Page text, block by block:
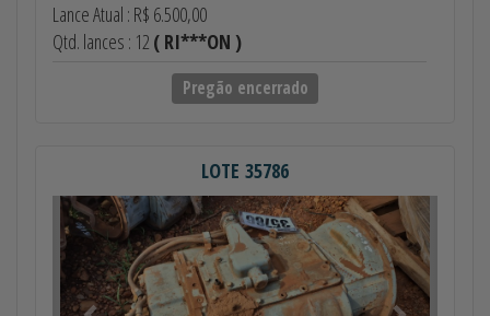
Lance Atual : R$ 6.500,00
Qtd. lances : 12 ( RI***ON )
Pregão encerrado
LOTE 35786
Anterior Próximo